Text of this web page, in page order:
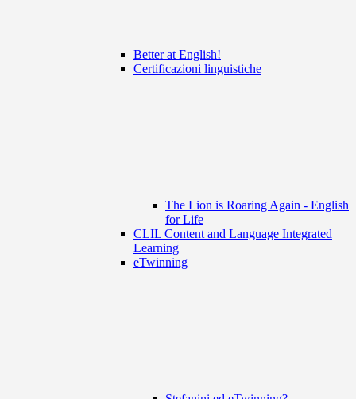
Better at English!
Certificazioni linguistiche
The Lion is Roaring Again - English
for Life
CLIL Content and Language Integrated
Learning
eTwinning